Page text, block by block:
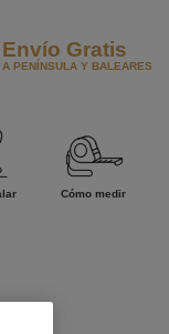
Envío Gratis
A PENÍNSULA Y BALEARES
Cómo medir